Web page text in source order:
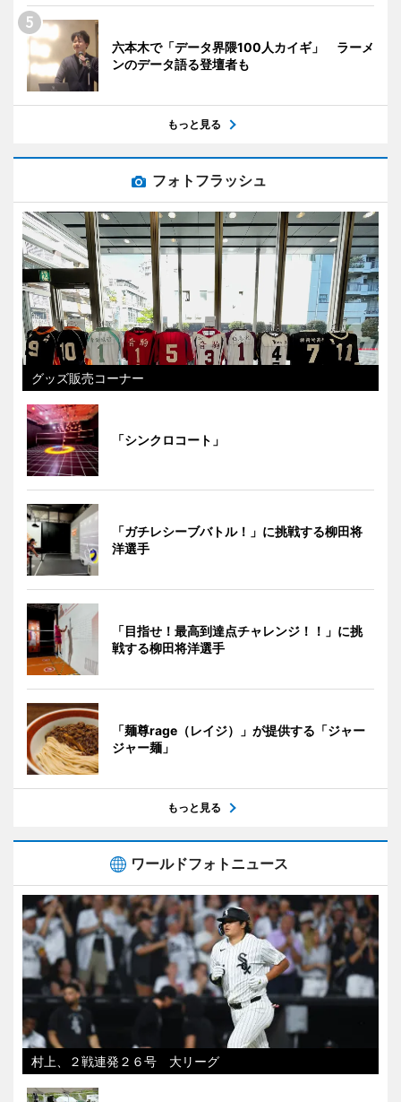
六本木で「データ界隈100人カイギ」 ラーメ
ンのデータ語る登壇者も
もっと見る
フォトフラッシュ
グッズ販売コーナー
「シンクロコート」
「ガチレシーブバトル！」に挑戦する柳田将
洋選手
「目指せ！最高到達点チャレンジ！！」に挑
戦する柳田将洋選手
「麺尊rage（レイジ）」が提供する「ジャー
ジャー麺」
もっと見る
ワールドフォトニュース
村上、２戦連発２６号 大リーグ